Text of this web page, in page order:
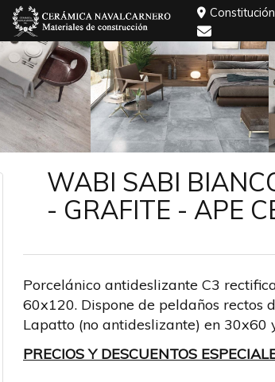
WABI SABI
- GRAFITE - APE
Porcelánico antideslizante C3
60x120. Dispone de peldaños rectos
Lapatto (no antideslizante) en 30x60
PRECIOS Y DESCUENTOS